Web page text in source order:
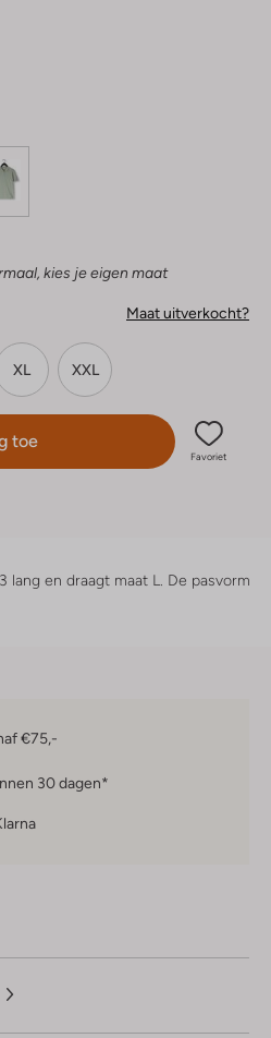
kies je eigen maat
Maat uitverkocht?
XL XXL
toe
Favoriet
lang en draagt maat L. De pasvorm
€75,-
30 dagen*